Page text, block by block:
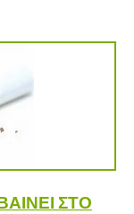
ΣΤΟ